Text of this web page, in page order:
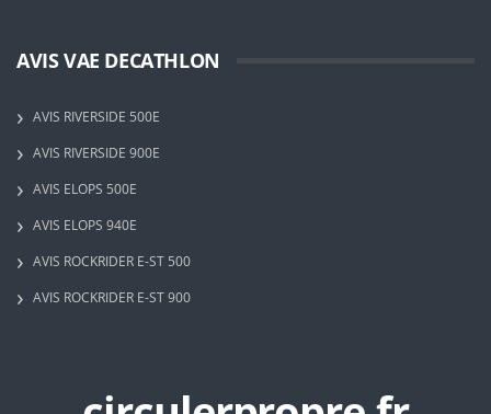
AVIS VAE DECATHLON
AVIS RIVERSIDE 500E
AVIS RIVERSIDE 900E
AVIS ELOPS 500E
AVIS ELOPS 940E
AVIS ROCKRIDER E-ST 500
AVIS ROCKRIDER E-ST 900